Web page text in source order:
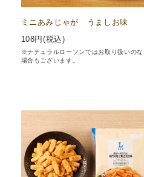
ミニあみじゃが うましお味
108円(税込)
※ナチュラルローソンではお取り扱いのな
場合もございます。